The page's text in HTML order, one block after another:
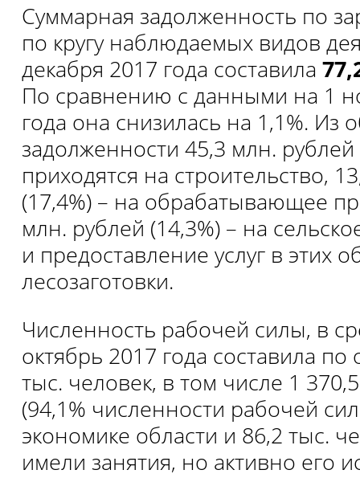
Суммарная задолженность по
по кругу наблюдаемых видов
декабря 2017 года составила
По сравнению с данными на 1
года она снизилась на 1,1%. Из
задолженности 45,3 млн. рублей
приходятся на строительство,
(17,4%) – на обрабатывающее
млн. рублей (14,3%) – на
и предоставление услуг в этих
лесозаготовки.
Численность рабочей силы, в
октябрь 2017 года составила по
тыс. человек, в том числе 1
(94,1% численности рабочей
экономике области и 86,2 тыс.
имели занятия, но активно его